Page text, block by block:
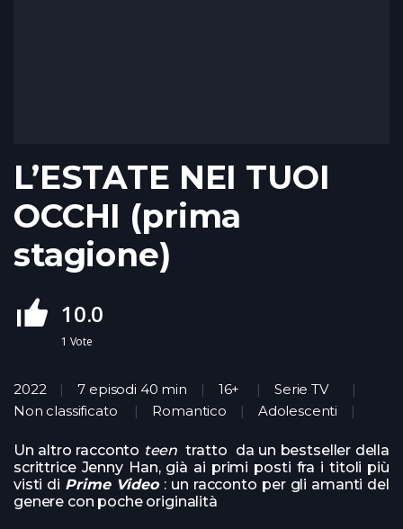
L’ESTATE NEI TUOI
OCCHI (prima
stagione)
10.0
1 Vote
2022 7 episodi 40 min 16+
Serie TV
Non classificato
Romantico Adolescenti
Un altro racconto teentratto da un bestseller della
scrittrice Jenny Han, già ai primi posti fra i titoli più
visti di Prime Video : un racconto per gli amanti del
genere con poche originalità